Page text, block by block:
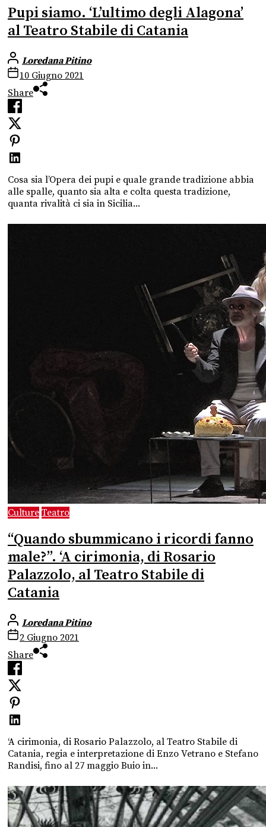
Pupi siamo. ‘L’ultimo degli Alagona’
al Teatro Stabile di Catania
Loredana Pitino
10 Giugno 2021
Share
Cosa sia l’Opera dei pupi e quale grande tradizione abbia
alle spalle, quanto sia alta e colta questa tradizione,
quanta rivalità ci sia in Sicilia...
Culture Teatro
“Quando sbummicano i ricordi fanno
male?”. ‘A cirimonia, di Rosario
Palazzolo, al Teatro Stabile di
Catania
Loredana Pitino
2 Giugno 2021
Share
‘A cirimonia, di Rosario Palazzolo, al Teatro Stabile di
Catania, regia e interpretazione di Enzo Vetrano e Stefano
Randisi, fino al 27 maggio Buio in...